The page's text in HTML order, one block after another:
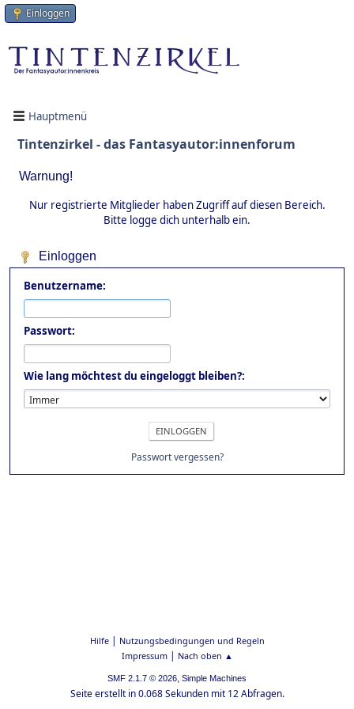
Einloggen
Hauptmenü
Tintenzirkel - das Fantasyautor:innenforum
Warnung!
Nur registrierte Mitglieder haben Zugriff auf diesen Bereich.
Bitte logge dich unterhalb ein.
Einloggen
Benutzername:
Passwort:
Wie lang möchtest du eingeloggt bleiben?:
Passwort vergessen?
Hilfe| Nutzungsbedingungen und Regeln
Impressum| Nach oben ▲
SMF 2.1.7 © 2026, Simple Machines
Seite erstellt in 0.068 Sekunden mit 12 Abfragen.